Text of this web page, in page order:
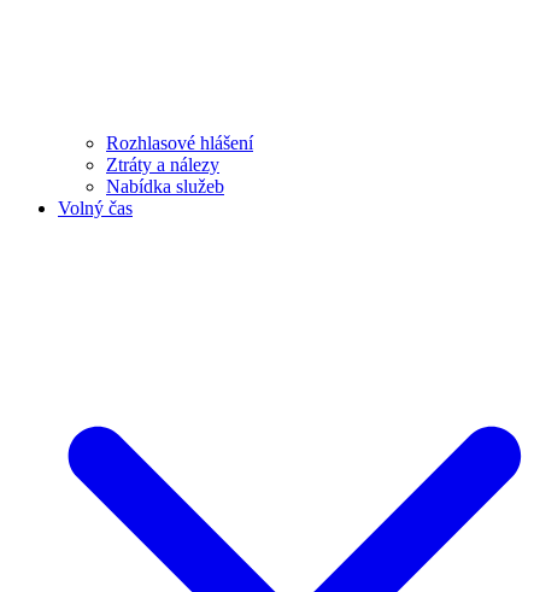
Rozhlasové hlášení
Ztráty a nálezy
Nabídka služeb
Volný čas